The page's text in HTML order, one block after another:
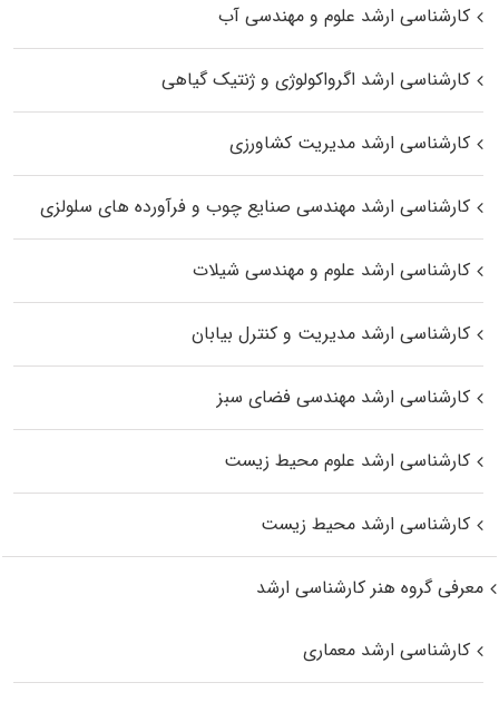
کارشناسی ارشد علوم و مهندسی آب
کارشناسی ارشد اگرواکولوژی و ژنتیک گیاهی
کارشناسی ارشد مدیریت کشاورزی
کارشناسی ارشد مهندسی صنایع چوب و فرآورده‌ های سلولزی
کارشناسی ارشد علوم و مهندسی شیلات
کارشناسی ارشد مدیریت و کنترل بیابان
کارشناسی ارشد مهندسی فضای سبز
کارشناسی ارشد علوم محیط‌ زیست
کارشناسی ارشد محیط زیست
معرفی گروه هنر کارشناسی ارشد
کارشناسی ارشد معماری